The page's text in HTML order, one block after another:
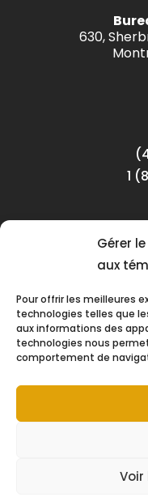
Gérer
aux
Pour offrir les meilleures
technologies telles que
aux informations des
technologies nous
comportement de
Voir
630,
1